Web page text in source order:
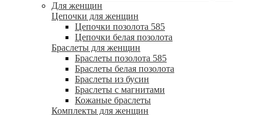
Для женщин
Цепочки для женщин
Цепочки позолота 585
Цепочки белая позолота
Браслеты для женщин
Браслеты позолота 585
Браслеты белая позолота
Браслеты из бусин
Браслеты с магнитами
Кожаные браслеты
Комплекты для женщин